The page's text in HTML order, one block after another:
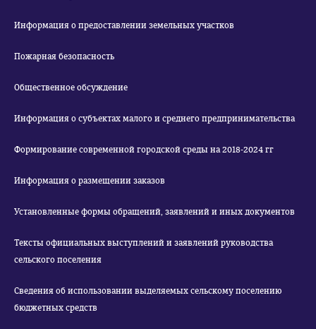
Информация о предоставлении земельных участков
Пожарная безопасность
Общественное обсуждение
Информация о субъектах малого и среднего предпринимательства
Формирование современной городской среды на 2018-2024 гг
Информация о размещении заказов
Установленные формы обращений, заявлений и иных документов
Тексты официальных выступлений и заявлений руководства
сельского поселения
Сведения об использовании выделяемых сельскому поселению
бюджетных средств